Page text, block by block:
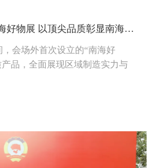
蒙娜丽莎5A瓷砖亮相南海好物展 以顶尖品质彰显南海质造实力
会场外首次设立的“南海好
品，全面展现区域制造实力与
，吸引众多代表、委员及市民驻